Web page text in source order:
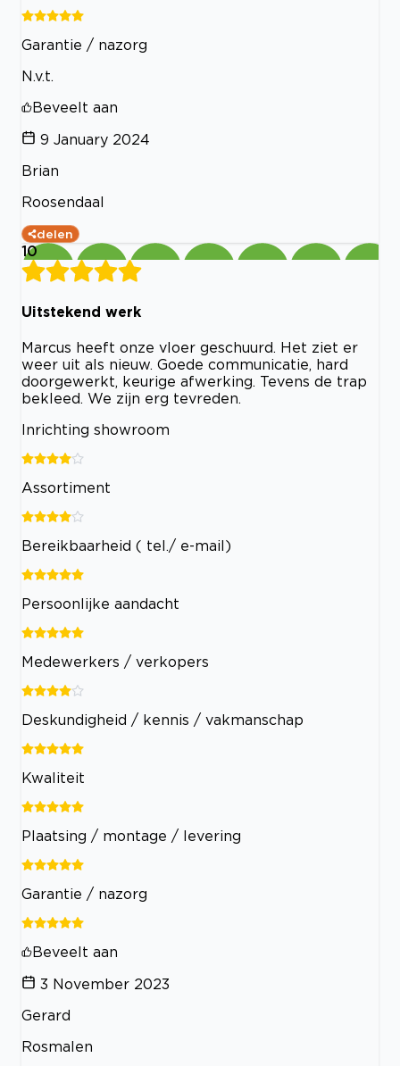
Garantie / nazorg
N.v.t.
Beveelt aan
9 January 2024
Brian
Roosendaal
delen
10
Uitstekend werk
Marcus heeft onze vloer geschuurd. Het ziet er
weer uit als nieuw. Goede communicatie, hard
doorgewerkt, keurige afwerking. Tevens de trap
bekleed. We zijn erg tevreden.
Inrichting showroom
Assortiment
Bereikbaarheid ( tel./ e-mail)
Persoonlijke aandacht
Medewerkers / verkopers
Deskundigheid / kennis / vakmanschap
Kwaliteit
Plaatsing / montage / levering
Garantie / nazorg
Beveelt aan
3 November 2023
Gerard
Rosmalen